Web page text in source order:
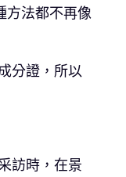
方法都不再像
分證，所以
訪時，在景